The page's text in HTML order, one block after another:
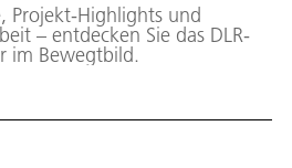
Projekt-Highlights und
– entdecken Sie das DLR-
im Bewegtbild.